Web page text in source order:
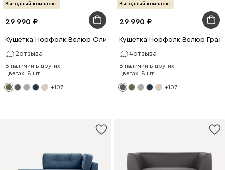
Выгодный комплект
29 990
Кушетка Норфолк Велюр Оливковый
2отзыва
В наличии в других
цветах: 8 шт.
+107
Выгодный комплект
29 990
Кушетка Норфолк Велюр
4отзыва
В наличии в других
цветах: 8 шт.
+107